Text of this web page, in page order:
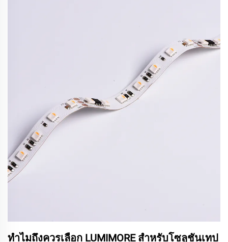
ทำไมถึงควรเลือก LUMIMORE สำหรับโซลูชันเทป